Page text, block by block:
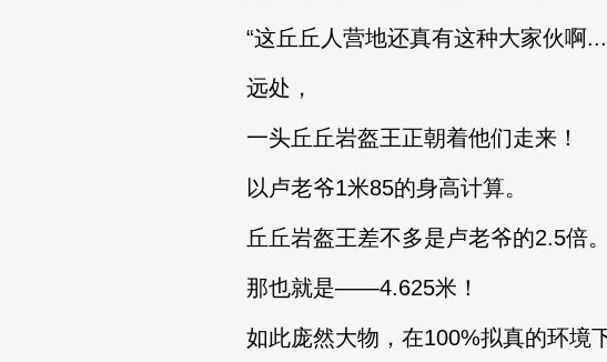
“这丘丘人营地还真有这种大家伙啊
远处，
一头丘丘岩盔王正朝着他们走来！
以卢老爷1米85的身高计算。
丘丘岩盔王差不多是卢老爷的2.5倍。
那也就是——4.625米！
如此庞然大物，在100%拟真的环境下